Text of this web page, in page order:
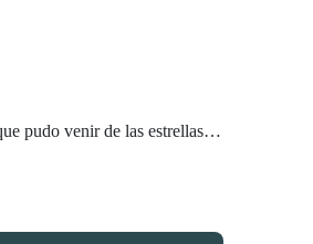
pudo venir de las estrellas…